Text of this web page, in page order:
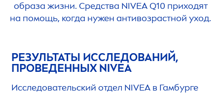
образа жизни. Средства NIVEAQ10 приходят
на помощь, когда нужен антивозрастной уход.
РЕЗУЛЬТАТЫ ИССЛЕДОВАНИЙ,
ПРОВЕДЕННЫХNIVEA
Исследовательский отдел NIVEA в Гамбурге